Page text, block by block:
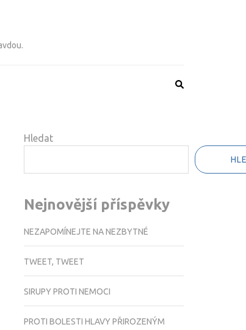
Hledat
Nejnovější příspěvky
NEZAPOMÍNEJTE NA NEZBYTNÉ
TWEET, TWEET
SIRUPY PROTI NEMOCI
PROTI BOLESTI HLAVY PŘIROZENÝM